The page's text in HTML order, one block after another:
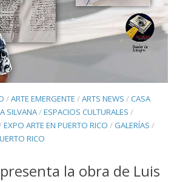
/ARTE EMERGENTE /ARTS NEWS /CASA
SILVANA/ESPACIOS CULTURALES /
EXPO ARTE EN PUERTO RICO / GALERÍAS /
RICO
la obra de Luis